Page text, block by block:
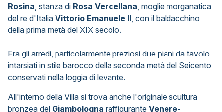
Rosina , stanza di Rosa Vercellana , moglie morganatica
del re d'Italia Vittorio Emanuele II , con il baldacchino
della prima metà del XIX secolo.
Fra gli arredi, particolarmente preziosi due piani da tavolo
intarsiati in stile barocco della seconda metà del Seicento
conservati nella loggia di levante.
All'interno della Villa si trova anche l'originale scultura
bronzea del Giambologna raffigurante Venere-